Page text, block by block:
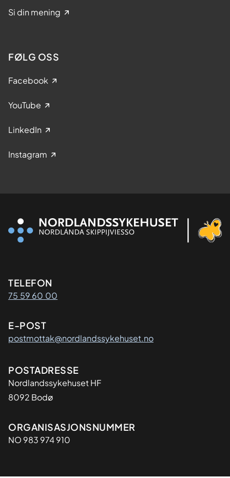
Si din mening
FØLG OSS
Facebook
YouTube
LinkedIn
Instagram
Kontaktinformasjon
TELEFON
75 59 60 00
E-POST
postmottak@nordlandssykehuset.no
Adresse
POSTADRESSE
Nordlandssykehuset HF
8092 Bodø
Organisasjon
ORGANISASJONSNUMMER
NO 983 974 910